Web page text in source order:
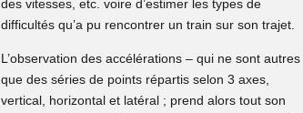
des vitesses, etc. voire d’estimer les types de
difficultés qu’a pu rencontrer un train sur son trajet.
L’observation des accélérations – qui ne sont autres
que des séries de points répartis selon 3 axes,
vertical, horizontal et latéral ; prend alors tout son